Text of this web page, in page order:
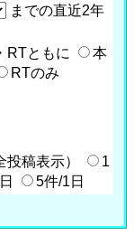
までの直近2年
RTともに
本
RTのみ
稿表示）
1
5件/1日